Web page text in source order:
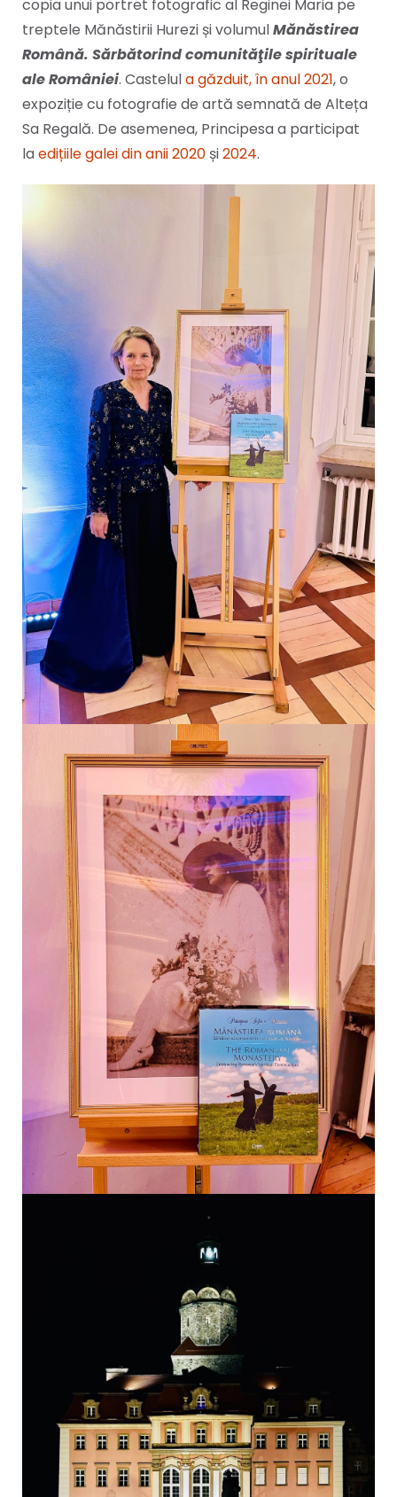
copia unui portret fotografic al Reginei Maria pe
treptele Mănăstirii Hurezi și volumulMănăstirea
Română. Sărbătorind comunităţile spirituale
ale României. Castelula găzduit, în anul 2021, o
expoziție cu fotografie de artă semnată de Alteța
Sa Regală. De asemenea, Principesa a participat
laedițiile galei din anii 2020 și2024.